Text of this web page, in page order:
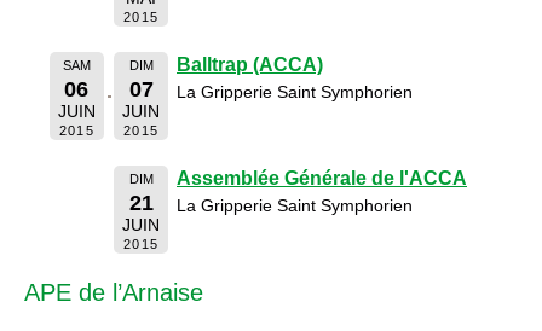
2015
SAM
06
JUIN
2015
DIM
07
JUIN
2015
Balltrap (ACCA)
La Gripperie Saint Symphorien
DIM
21
JUIN
2015
Assemblée Générale de l'ACCA
La Gripperie Saint Symphorien
APE de l’Arnaise